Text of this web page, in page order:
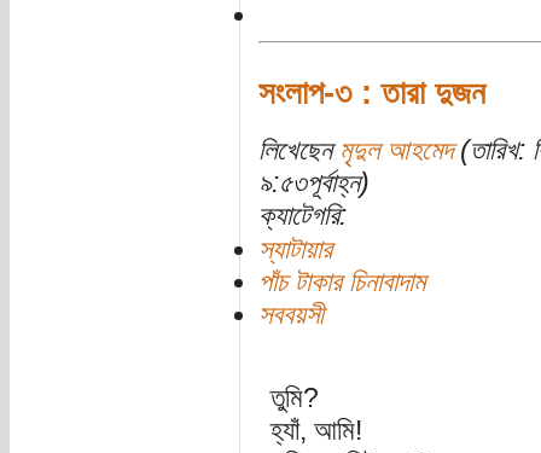
সংলাপ-৩ : তারা দুজন
লিখেছেন মৃদুল আহমেদ(তারিখ:
৯:৫৩পূর্বাহ্ন)
ক্যাটেগরি:
স্যাটায়ার
পাঁচ টাকার চিনাবাদাম
সববয়সী
তুমি?
হ্যাঁ, আমি!